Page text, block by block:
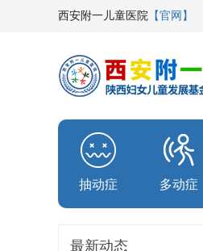
西安附一儿童医院 【官网】
抽动症 多动症
最新动态